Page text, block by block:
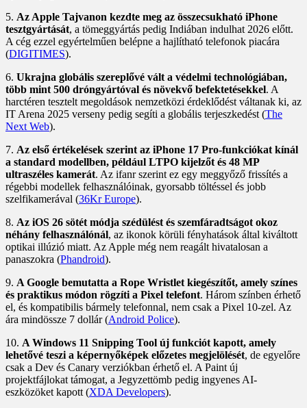
5. Az Apple Tajvanon kezdte meg az összecsukható iPhone
tesztgyártását, a tömeggyártás pedig Indiában indulhat 2026 előtt.
A cég ezzel egyértelműen belépne a hajlítható telefonok piacára
(DIGITIMES).
6. Ukrajna globális szereplővé vált a védelmi technológiában,
több mint 500 dróngyártóval és növekvő befektetésekkel. A
harctéren tesztelt megoldások nemzetközi érdeklődést váltanak ki, az
IT Arena 2025 verseny pedig segíti a globális terjeszkedést (The
Next Web).
7. Az első értékelések szerint az iPhone 17 Pro-funkciókat kínál
a standard modellben, például LTPO kijelzőt és 48 MP
ultraszéles kamerát. Az ifanr szerint ez egy meggyőző frissítés a
régebbi modellek felhasználóinak, gyorsabb töltéssel és jobb
szelfikamerával (36Kr Europe).
8. Az iOS 26 sötét módja szédülést és szemfáradtságot okoz
néhány felhasználónál, az ikonok körüli fényhatások által kiváltott
optikai illúzió miatt. Az Apple még nem reagált hivatalosan a
panaszokra (Phandroid).
9. A Google bemutatta a Rope Wristlet kiegészítőt, amely színes
és praktikus módon rögzíti a Pixel telefont. Három színben érhető
el, és kompatibilis bármely telefonnal, nem csak a Pixel 10-zel. Az
ára mindössze 7 dollár (Android Police).
10. A Windows 11 Snipping Tool új funkciót kapott, amely
lehetővé teszi a képernyőképek előzetes megjelölését, de egyelőre
csak a Dev és Canary verziókban érhető el. A Paint új
projektfájlokat támogat, a Jegyzettömb pedig ingyenes AI-
eszközöket kapott (XDA Developers).